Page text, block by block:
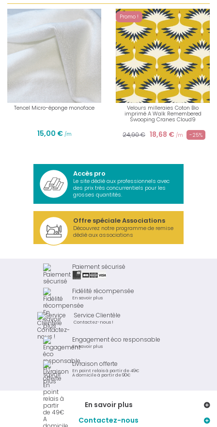
Tencel Micro-éponge monoface
15,00 € /m
Promo !
Velours milleraies Coton Bio
imprimé A Walk Remembered
Swooping Cranes Cloud9
24,90 € 18,68 € /m -25%
Accès pro
Le site dédié aux professionnels avec
des prix très concurrentiels pour les
grosses quantités.
Offre spéciale Associations
Découvrez notre programme de remise
dédié aux associations
Paiement sécurisé
Fidélité récompensée
En savoir plus
Service Clientèle
Contactez-nous !
Engagement éco responsable
En savoir plus
Livraison offerte
En point relais à partir de 49€
A domicile à partir de 90€
En savoir plus
Contactez-nous